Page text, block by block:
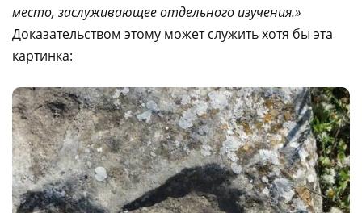
место, заслуживающее отдельного изучения.»
Доказательством этому может служить хотя бы эта
картинка: